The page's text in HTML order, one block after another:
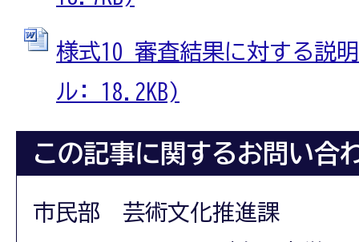
様式10 審査結果に対する説
ル: 18.2KB)
この記事に関するお問い合
市民部 芸術文化推進課